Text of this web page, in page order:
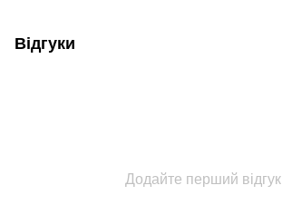
Відгуки
Додайте перший відгук